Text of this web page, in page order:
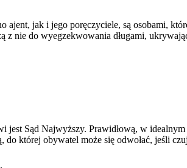
jak i jego poręczyciele, są osobami,
nie do wyegzekwowania długami,
Sąd Najwyższy. Prawidłową, w
której obywatel może się odwołać, jeśli